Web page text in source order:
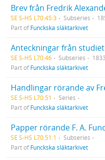
Brev från Fredrik
SE S-HS L70:45:3 Subseries
Part ofFunckska släktarkivet
SE S-HS L70:46 Subseries
Part ofFunckska släktarkivet
SE S-HS L70:51
Series
Part ofFunckska släktarkivet
SE S-HS L70:51:1
Subseries
Part ofFunckska släktarkivet